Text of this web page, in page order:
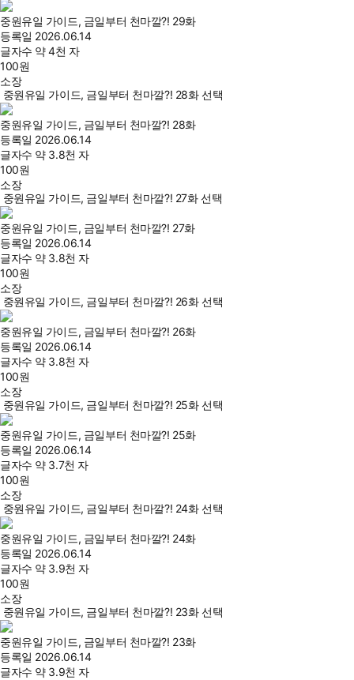
중원유일 가이드, 금일부터 천마깔?! 29화
등록일 2026.06.14
글자수 약 4천 자
100원
소장
중원유일 가이드, 금일부터 천마깔?! 28화 선택
중원유일 가이드, 금일부터 천마깔?! 28화
등록일 2026.06.14
글자수 약 3.8천 자
100원
소장
중원유일 가이드, 금일부터 천마깔?! 27화 선택
중원유일 가이드, 금일부터 천마깔?! 27화
등록일 2026.06.14
글자수 약 3.8천 자
100원
소장
중원유일 가이드, 금일부터 천마깔?! 26화 선택
중원유일 가이드, 금일부터 천마깔?! 26화
등록일 2026.06.14
글자수 약 3.8천 자
100원
소장
중원유일 가이드, 금일부터 천마깔?! 25화 선택
중원유일 가이드, 금일부터 천마깔?! 25화
등록일 2026.06.14
글자수 약 3.7천 자
100원
소장
중원유일 가이드, 금일부터 천마깔?! 24화 선택
중원유일 가이드, 금일부터 천마깔?! 24화
등록일 2026.06.14
글자수 약 3.9천 자
100원
소장
중원유일 가이드, 금일부터 천마깔?! 23화 선택
중원유일 가이드, 금일부터 천마깔?! 23화
등록일 2026.06.14
글자수 약 3.9천 자